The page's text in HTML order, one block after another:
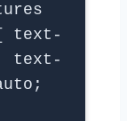
text-
text-